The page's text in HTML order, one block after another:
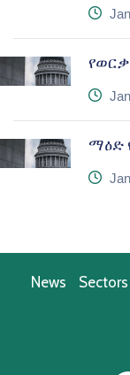
icon
icon
ማዕድ
icon
News Sectors